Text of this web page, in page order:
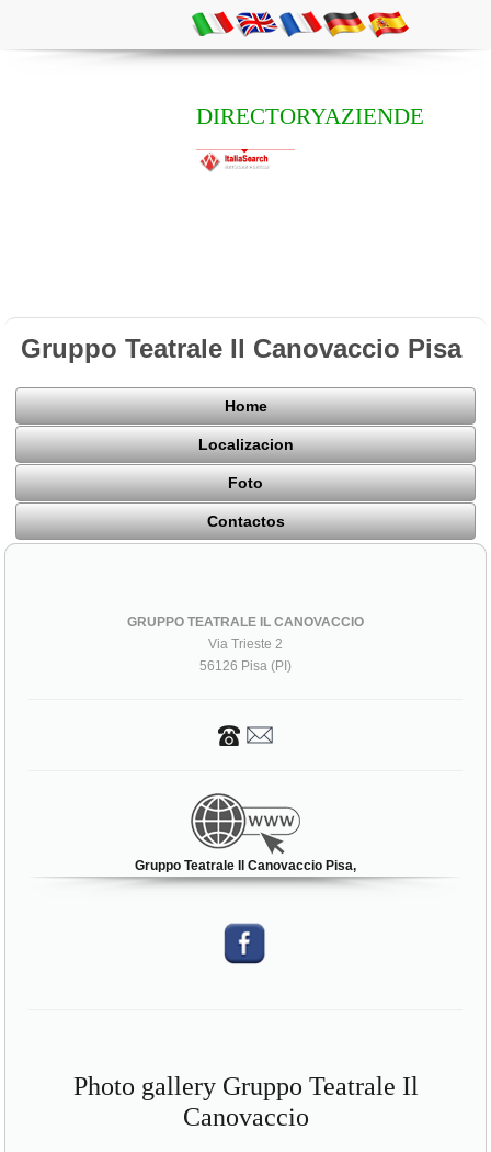
DIRECTORYAZIENDE
Gruppo Teatrale Il Canovaccio Pisa
Home
Localizacion
Foto
Contactos
GRUPPO TEATRALE IL CANOVACCIO
Via Trieste 2
56126 Pisa (PI)
Gruppo Teatrale Il Canovaccio Pisa,
Photo gallery Gruppo Teatrale Il
Canovaccio